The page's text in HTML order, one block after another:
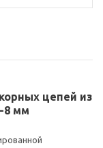
цепей из
8 мм